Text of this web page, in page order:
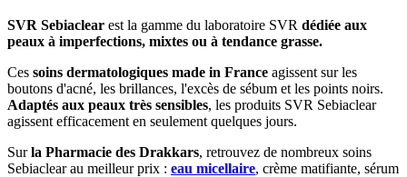
SVR Sebiaclear est la gamme du laboratoire SVR dédiée aux
peaux à imperfections, mixtes ou à tendance grasse.
Ces soins dermatologiques made in France agissent sur les
boutons d'acné, les brillances, l'excès de sébum et les points noirs.
Adaptés aux peaux très sensibles, les produits SVR Sebiaclear
agissent efficacement en seulement quelques jours.
Surla Pharmacie des Drakkars, retrouvez de nombreux soins
Sebiaclear au meilleur prix : eau micellaire, crème matifiante, sérum